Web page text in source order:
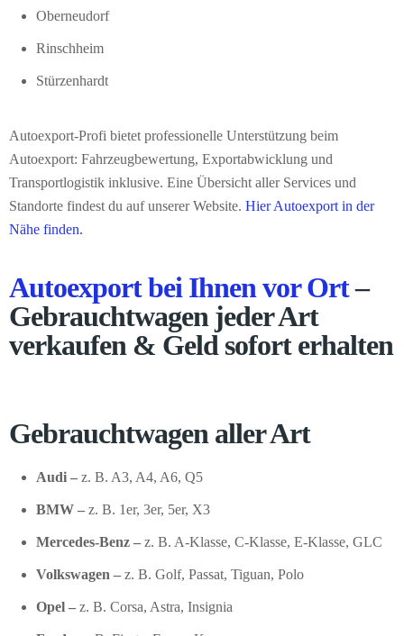
Oberneudorf
Rinschheim
Stürzenhardt
Autoexport-Profi bietet professionelle Unterstützung beim
Autoexport: Fahrzeugbewertung, Exportabwicklung und
Transportlogistik inklusive. Eine Übersicht aller Services und
Standorte findest du auf unserer Website. Hier Autoexport in der
Nähe finden.
Autoexport bei Ihnen vor Ort–
Gebrauchtwagen jeder Art
verkaufen & Geld sofort erhalten
Gebrauchtwagen aller Art
Audi – z. B. A3, A4, A6, Q5
BMW – z. B. 1er, 3er, 5er, X3
Mercedes-Benz – z. B. A-Klasse, C-Klasse, E-Klasse, GLC
Volkswagen – z. B. Golf, Passat, Tiguan, Polo
Opel – z. B. Corsa, Astra, Insignia